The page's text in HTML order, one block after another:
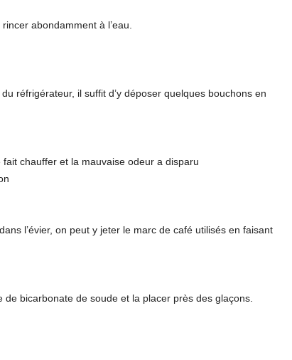
abondamment à l’eau.
réfrigérateur, il suffit d’y déposer quelques bouchons en
chauffer et la mauvaise odeur a disparu
l’évier, on peut y jeter le marc de café utilisés en faisant
bicarbonate de soude et la placer près des glaçons.